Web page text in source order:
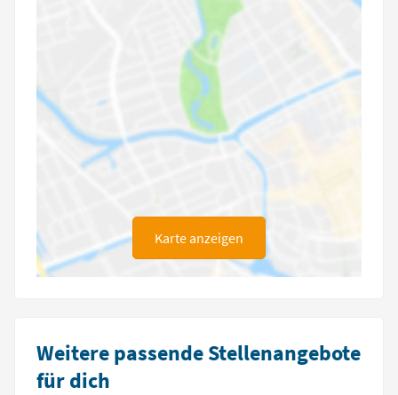
Karte anzeigen
Weitere passende Stellenangebote
für dich